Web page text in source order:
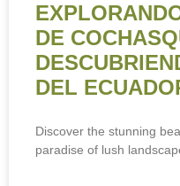
DE
DEL
Discover the stunning
paradise of lush